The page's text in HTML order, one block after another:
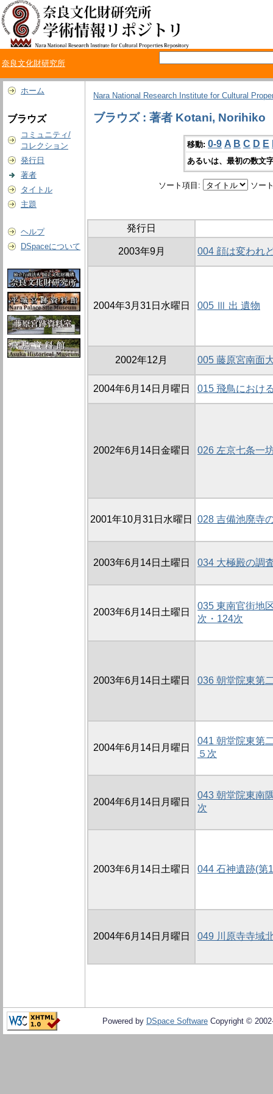
奈良文化財研究所
ホーム
ブラウズ
コミュニティ/
コレクション
発行日
著者
タイトル
主題
ヘルプ
DSpaceについて
Nara National Research Institute for Cultural
ブラウズ : 著者 Kotani, Norihiko
移動: 0-9 A B C D E
あるいは、最初の数文
ソート項目: ソー
発行日
2003年9月 004 顔は変われ
2004年3月31日水曜日 005 Ⅲ 出 遺物
2002年12月 005 藤原宮南面
2004年6月14日月曜日 015 飛鳥におけ
2002年6月14日金曜日 026 左京七条一
2001年10月31日水曜日 028 吉備池廃寺
2003年6月14日土曜日 034 大極殿の調
2003年6月14日土曜日
035 東南官街地
次・124次
2003年6月14日土曜日 036 朝堂院東第
2004年6月14日月曜日
041 朝堂院東第
５次
2004年6月14日月曜日
043 朝堂院東南
次
2003年6月14日土曜日 044 石神遺跡(第
2004年6月14日月曜日 049 川原寺寺域
Powered by DSpace Software Copyright ©